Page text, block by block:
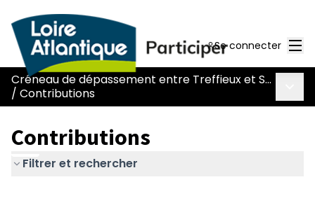
Se connecter
Créneau de dépassement entre Treffieux et Saint-Vincent-des-Landes
/ Contributions
Contributions
Filtrer et rechercher